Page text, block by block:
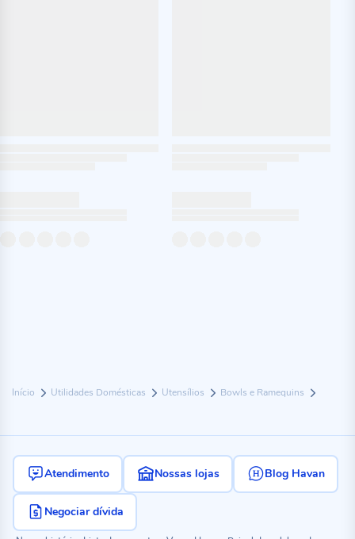
Início Utilidades Domésticas Utensílios Bowls e Ramequins
Atendimento Nossas lojas Blog Havan
Negociar dívida